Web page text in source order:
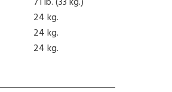
24 kg.
24 kg.
24 kg.